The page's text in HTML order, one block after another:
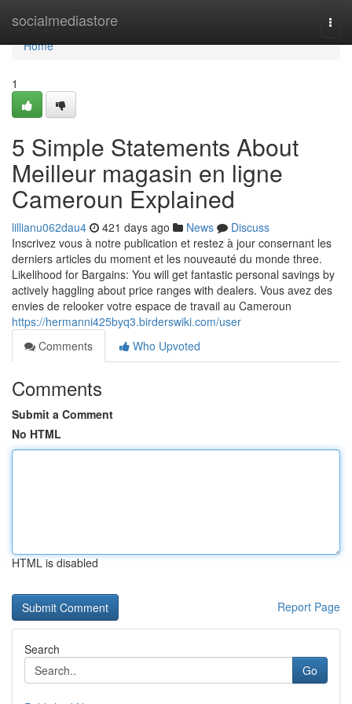
socialmediastore
Home
Home
1
5 Simple Statements About
Meilleur magasin en ligne
Cameroun Explained
lillianu062dau4 421 days ago News
Discuss
Inscrivez vous à notre publication et restez à jour consernant les
derniers articles du moment et les nouveauté du monde three.
Likelihood for Bargains: You will get fantastic personal savings by
actively haggling about price ranges with dealers. Vous avez des
envies de relooker votre espace de travail au Cameroun
https://hermanni425byq3.birderswiki.com/user
Comments
Who Upvoted
Comments
Submit a Comment
No HTML
HTML is disabled
Report Page
Search
Go